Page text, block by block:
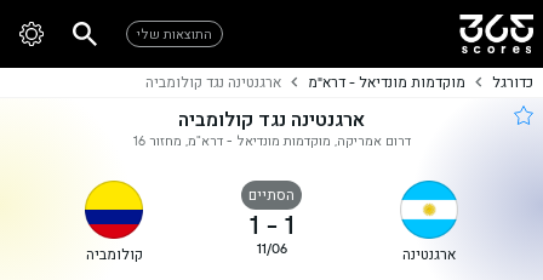
התוצאות שלי
כדורגל מוקדמות מונדיאל - דרא"מ ארגנטינה נגד קולומביה
ארגנטינה נגד קולומביה
דרום אמריקה, מוקדמות מונדיאל - דרא"מ, מחזור 16
ארגנטינה
הסתיים
1
-
1
11/06 קולומביה